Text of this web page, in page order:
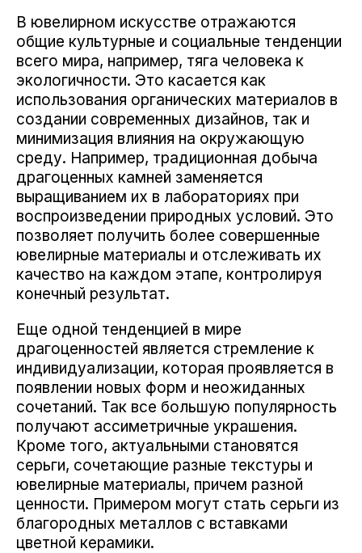
В ювелирном искусстве отражаются
общие культурные и социальные тенденции
всего мира, например, тяга человека к
экологичности. Это касается как
использования органических материалов в
создании современных дизайнов, так и
минимизация влияния на окружающую
среду. Например, традиционная добыча
драгоценных камней заменяется
выращиванием их в лабораториях при
воспроизведении природных условий. Это
позволяет получить более совершенные
ювелирные материалы и отслеживать их
качество на каждом этапе, контролируя
конечный результат.
Еще одной тенденцией в мире
драгоценностей является стремление к
индивидуализации, которая проявляется в
появлении новых форм и неожиданных
сочетаний. Так все большую популярность
получают ассиметричные украшения.
Кроме того, актуальными становятся
серьги, сочетающие разные текстуры и
ювелирные материалы, причем разной
ценности. Примером могут стать серьги из
благородных металлов с вставками
цветной керамики.